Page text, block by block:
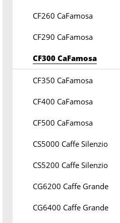
CF260 CaFamosa
CF290 CaFamosa
CF300 CaFamosa
CF350 CaFamosa
CF400 CaFamosa
CF500 CaFamosa
CS5000 Caffe Silenzio
CS5200 Caffe Silenzio
CG6200 Caffe Grande
CG6400 Caffe Grande